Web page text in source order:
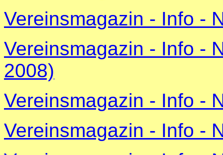
Vereinsmagazin - Info -
Vereinsmagazin - Info -
2008)
Vereinsmagazin - Info -
Vereinsmagazin - Info -